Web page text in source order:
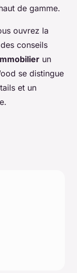
de gamme.
ouvrez la
conseils
un
se distingue
et un